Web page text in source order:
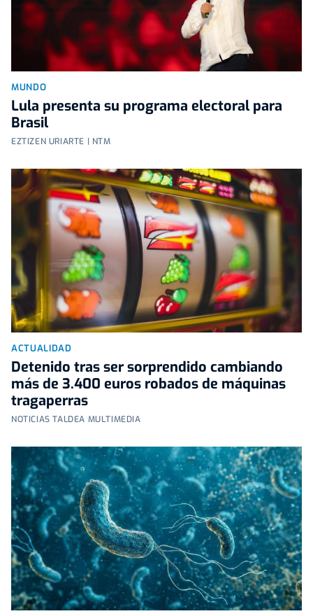
MUNDO
Lula presenta su programa electoral para
Brasil
EZTIZEN URIARTE | NTM
ACTUALIDAD
Detenido tras ser sorprendido cambiando
más de 3.400 euros robados de máquinas
tragaperras
NOTICIAS TALDEA MULTIMEDIA